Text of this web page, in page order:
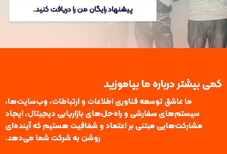
پیشنهاد رایگان من را دریافت کنید.
کمی بیشتر درباره ما بیاموزید
ما عاشق توسعه فناوری اطلاعات و ارتباطات، وب‌سایت‌ها،
سیستم‌های سفارشی و راه‌حل‌های بازاریابی دیجیتال، ایجاد
مشارکت‌هایی مبتنی بر اعتماد و شفافیت هستیم که آینده‌ای
روشن به شرکت شما می‌دهد.